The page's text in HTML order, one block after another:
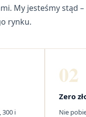
My jesteśmy stąd
rynku.
300 i
02
Zero
Nie